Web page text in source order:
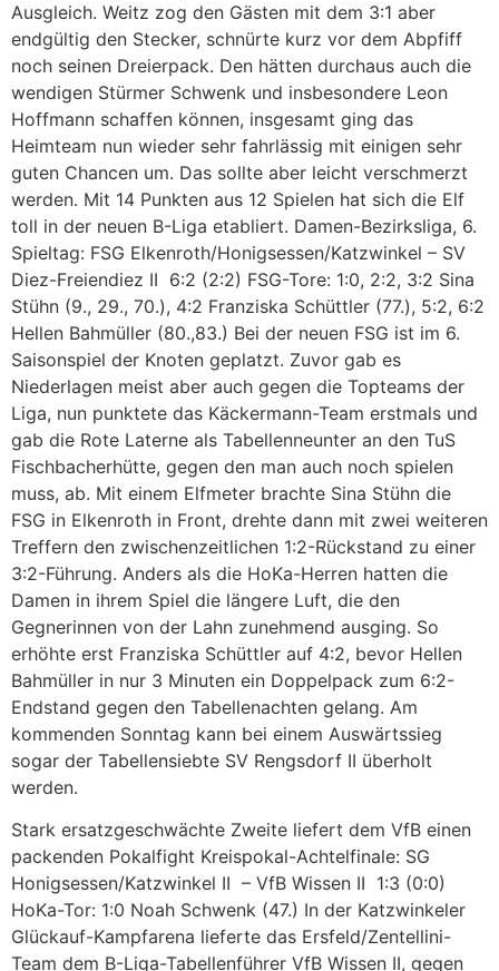
Ausgleich. Weitz zog den Gästen mit dem 3:1 aber
endgültig den Stecker, schnürte kurz vor dem Abpfiff
noch seinen Dreierpack. Den hätten durchaus auch die
wendigen Stürmer Schwenk und insbesondere Leon
Hoffmann schaffen können, insgesamt ging das
Heimteam nun wieder sehr fahrlässig mit einigen sehr
guten Chancen um. Das sollte aber leicht verschmerzt
werden. Mit 14 Punkten aus 12 Spielen hat sich die Elf
toll in der neuen B-Liga etabliert. Damen-Bezirksliga, 6.
Spieltag: FSG Elkenroth/Honigsessen/Katzwinkel – SV
Diez-Freiendiez II 6:2 (2:2) FSG-Tore: 1:0, 2:2, 3:2 Sina
Stühn (9., 29., 70.), 4:2 Franziska Schüttler (77.), 5:2, 6:2
Hellen Bahmüller (80.,83.) Bei der neuen FSG ist im 6.
Saisonspiel der Knoten geplatzt. Zuvor gab es
Niederlagen meist aber auch gegen die Topteams der
Liga, nun punktete das Käckermann-Team erstmals und
gab die Rote Laterne als Tabellenneunter an den TuS
Fischbacherhütte, gegen den man auch noch spielen
muss, ab. Mit einem Elfmeter brachte Sina Stühn die
FSG in Elkenroth in Front, drehte dann mit zwei weiteren
Treffern den zwischenzeitlichen 1:2-Rückstand zu einer
3:2-Führung. Anders als die HoKa-Herren hatten die
Damen in ihrem Spiel die längere Luft, die den
Gegnerinnen von der Lahn zunehmend ausging. So
erhöhte erst Franziska Schüttler auf 4:2, bevor Hellen
Bahmüller in nur 3 Minuten ein Doppelpack zum 6:2-
Endstand gegen den Tabellenachten gelang. Am
kommenden Sonntag kann bei einem Auswärtssieg
sogar der Tabellensiebte SV Rengsdorf II überholt
werden.
Stark ersatzgeschwächte Zweite liefert dem VfB einen
packenden Pokalfight Kreispokal-Achtelfinale: SG
Honigsessen/Katzwinkel II – VfB Wissen II 1:3 (0:0)
HoKa-Tor: 1:0 Noah Schwenk (47.) In der Katzwinkeler
Glückauf-Kampfarena lieferte das Ersfeld/Zentellini-
Team dem B-Liga-Tabellenführer VfB Wissen II, gegen